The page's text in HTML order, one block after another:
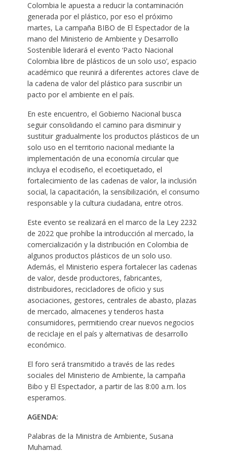
Colombia le apuesta a reducir la contaminación
generada por el plástico, por eso el próximo
martes, La campaña BIBO de El Espectador de la
mano del Ministerio de Ambiente y Desarrollo
Sostenible liderará el evento ‘Pacto Nacional
Colombia libre de plásticos de un solo uso’, espacio
académico que reunirá a diferentes actores clave de
la cadena de valor del plástico para suscribir un
pacto por el ambiente en el país.
En este encuentro, el Gobierno Nacional busca
seguir consolidando el camino para disminuir y
sustituir gradualmente los productos plásticos de un
solo uso en el territorio nacional mediante la
implementación de una economía circular que
incluya el ecodiseño, el ecoetiquetado, el
fortalecimiento de las cadenas de valor, la inclusión
social, la capacitación, la sensibilización, el consumo
responsable y la cultura ciudadana, entre otros.
Este evento se realizará en el marco de la Ley 2232
de 2022 que prohíbe la introducción al mercado, la
comercialización y la distribución en Colombia de
algunos productos plásticos de un solo uso.
Además, el Ministerio espera fortalecer las cadenas
de valor, desde productores, fabricantes,
distribuidores, recicladores de oficio y sus
asociaciones, gestores, centrales de abasto, plazas
de mercado, almacenes y tenderos hasta
consumidores, permitiendo crear nuevos negocios
de reciclaje en el país y alternativas de desarrollo
económico.
El foro será transmitido a través de las redes
sociales del Ministerio de Ambiente, la campaña
Bibo y El Espectador, a partir de las 8:00 a.m. los
esperamos.
AGENDA:
Palabras de la Ministra de Ambiente, Susana
Muhamad.